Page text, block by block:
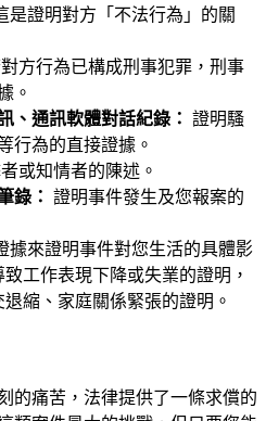
是證明對方「不法行為」的關
方行為已構成刑事犯罪，刑事
。
、通訊軟體對話紀錄： 證明騷
行為的直接證據。
或知情者的陳述。
錄： 證明事件發生及您報案的
據來證明事件對您生活的具體影
工作表現下降或失業的證明，
縮、家庭關係緊張的證明。
的痛苦，法律提供了一條求償的